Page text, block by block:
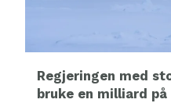
Regjeringen med
bruke en milliard